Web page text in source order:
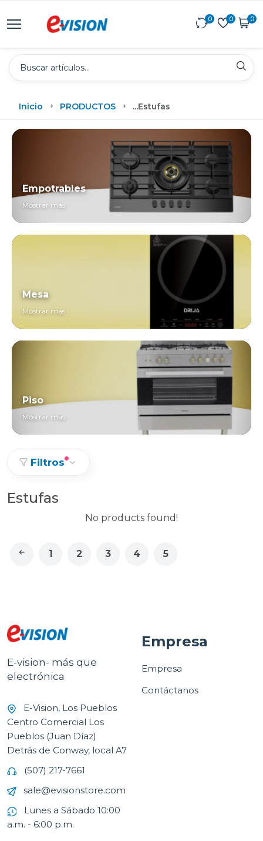
0 0 0
Inicio PRODUCTOS ...Estufas
Empotrables
Mostrar más
Mesa
Mostrar más
Piso
Mostrar más
Filtros
Estufas
No products found!
1 2 3 4 5
E-vision- más que
electrónica
E-Vision, Los Pueblos
Centro Comercial Los
Pueblos (Juan Díaz)
Detrás de Conway, local A7
(507) 217-7661
sale@evisionstore.com
Lunes a Sábado 10:00
a.m. - 6:00 p.m.
Empresa
Empresa
Contáctanos